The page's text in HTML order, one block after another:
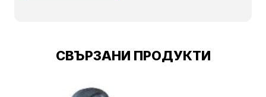
СВЪРЗАНИ ПРОДУКТИ